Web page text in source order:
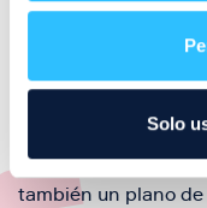
Solo
también de nuestra
tu visita.
El este directorio de
también un plano